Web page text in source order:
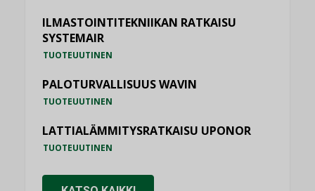
ILMASTOINTITEKNIIKAN RATKAISU
SYSTEMAIR
TUOTEUUTINEN
PALOTURVALLISUUS WAVIN
TUOTEUUTINEN
LATTIALÄMMITYSRATKAISU UPONOR
TUOTEUUTINEN